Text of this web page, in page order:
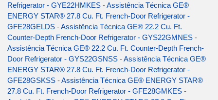
Refrigerator - GYE22HMKES -Assistência Técnica GE®
ENERGY STAR® 27.8 Cu. Ft. French-Door Refrigerator -
GFE28GELDS -Assistência Técnica GE® 22.2 Cu. Ft.
Counter-Depth French-Door Refrigerator - GYS22GMNES -
Assistência Técnica GE® 22.2 Cu. Ft. Counter-Depth French-
Door Refrigerator - GYS22GSNSS -Assistência Técnica GE®
ENERGY STAR® 27.8 Cu. Ft. French-Door Refrigerator -
GFE28GSKSS -Assistência Técnica GE® ENERGY STAR®
27.8 Cu. Ft. French-Door Refrigerator - GFE28GMKES -